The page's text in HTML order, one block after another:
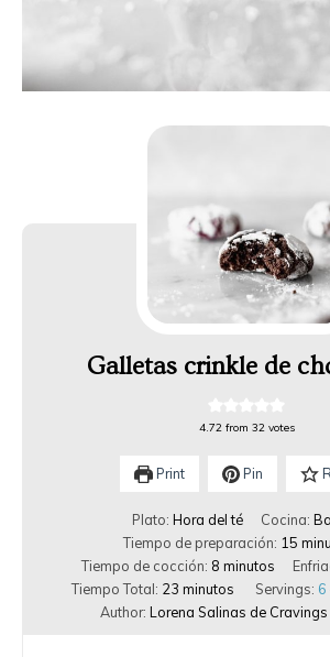
Galletas crinkle de
4.72from 32votes
Print Pin
Plato:Hora del té Cocina:
Tiempo de preparación: 15
Tiempo de cocción: 8 minutos
Tiempo Total: 23 minutos Servings: 6
Author: Lorena Salinas de Cravings